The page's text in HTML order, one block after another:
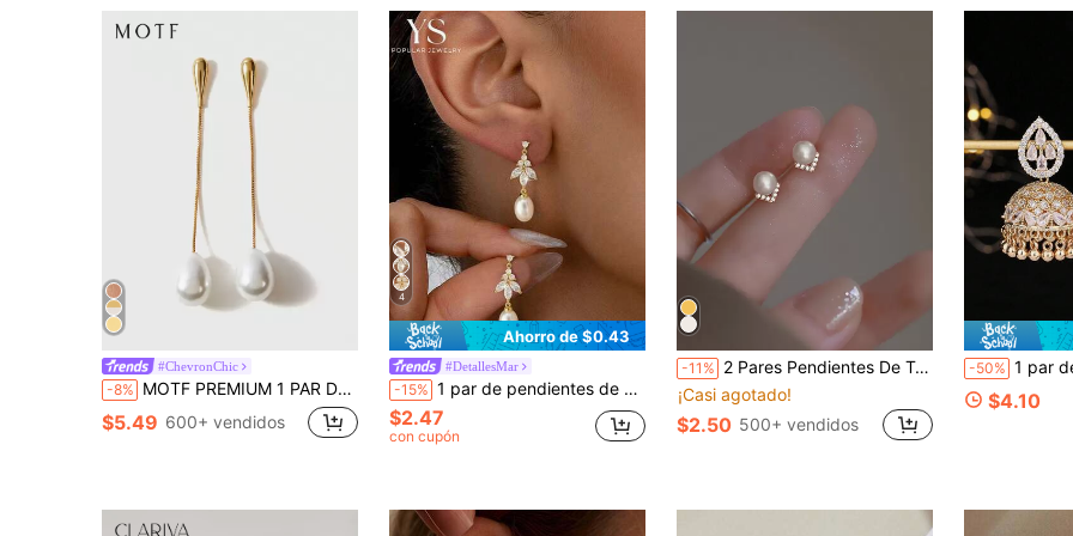
#ChevronChic
-8% MOTF PREMIUM 1 PAR DE ELEGANTES PENDIENTES COLGANTES DE PERLAS
$5.49 600+ vendidos
4
Ahorro de $0.43
#DetallesMar
-15% 1 par de pendientes de mujer con perlas falsas, elegantes pendientes de lóbulo con hoja de strass y circonita cúbica en color dorado, regalo de joyería minimalista de perlas falsas para uso diario
$2.47
con cupón
-11% 2 Pares Pendientes De Tachuela Decorados Con Diamantes De Imitación Y Perlas Falsas
¡Casi agotado!
$2.50 500+ vendidos
-50% 1 par de pendientes Jhumka de lujo clásicos con gota de agua de
$4.10